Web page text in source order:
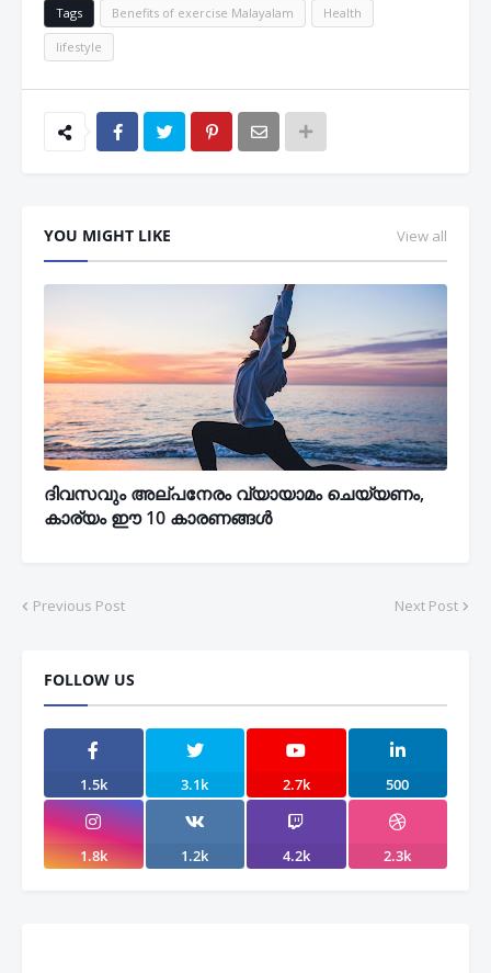
Tags Benefits of exercise Malayalam Health
lifestyle
YOU MIGHT LIKE View all
ദിവസവും അല്പനേരം വ്യായാമം ചെയ്യണം,
കാര്യം ഈ 10 കാരണങ്ങൾ
Previous Post Next Post
FOLLOW US
1.5k 3.1k 2.7k 500
1.8k 1.2k 4.2k 2.3k